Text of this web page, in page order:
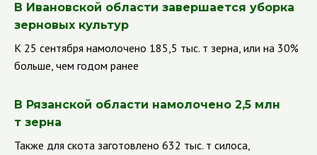
В Ивановской области завершается уборка
зерновых культур
К 25 сентября намолочено 185,5 тыс. т зерна, или на 30%
больше, чем годом ранее
В Рязанской области намолочено 2,5 млн
т зерна
Также для скота заготовлено 632 тыс. т силоса,